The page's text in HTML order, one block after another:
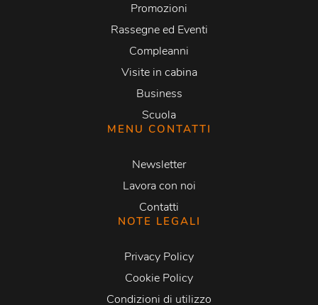
Promozioni
Rassegne ed Eventi
Compleanni
Visite in cabina
Business
Scuola
MENU CONTATTI
Newsletter
Lavora con noi
Contatti
NOTE LEGALI
Privacy Policy
Cookie Policy
Condizioni di utilizzo